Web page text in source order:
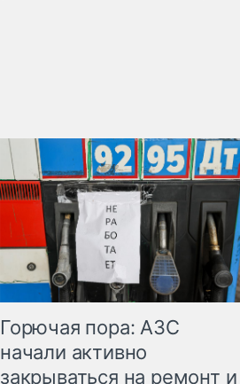
Горючая пора: АЗС
начали активно
закрываться на ремонт и